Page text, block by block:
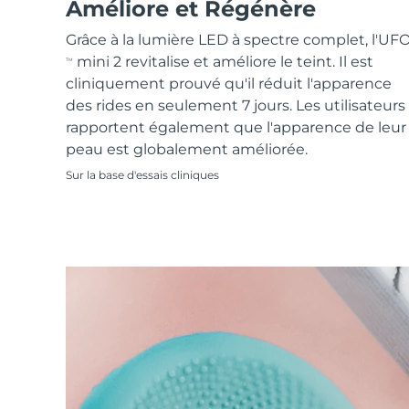
Améliore et Régénère
Grâce à la lumière LED à spectre complet,
TM
mini 2 revitalise et améliore le teint. Il est
cliniquement prouvé qu'il réduit l'apparence
des rides en seulement 7 jours. Les utilisateurs
rapportent également que l'apparence de leur
peau est globalement améliorée.
Sur la base d'essais cliniques
All acne treatment devices
All revitalizing eye massagers
Soins de la peau KIWI™
Advanced pore care essentials
Serum
For healthy hair
issa™ Teeth Whitening Gel
18% PAP
Cosmétiques Hommes
Acheter tout
FOREO APP